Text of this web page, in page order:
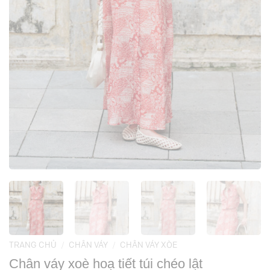
TRANG CHỦ CHÂN VÁY CHÂN VÁY XÒE
Chân váy xoè hoạ tiết túi chéo lật